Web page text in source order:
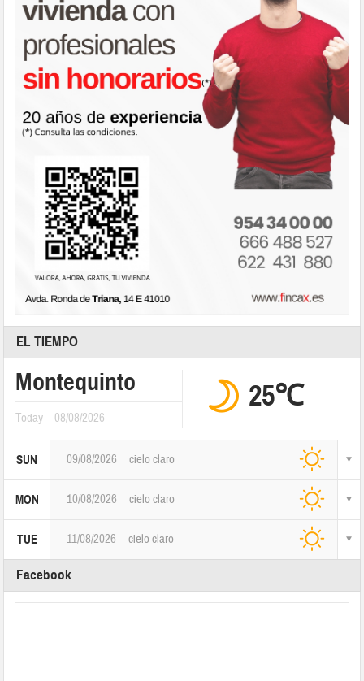
EL TIEMPO
Montequinto
Today 08/08/2026
25℃
SUN 09/08/2026 cielo claro
MON 10/08/2026 cielo claro
TUE 11/08/2026 cielo claro
Facebook